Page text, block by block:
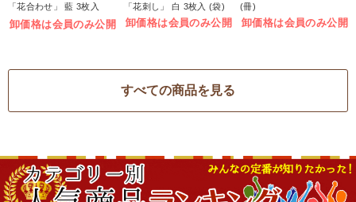
「花合わせ」 藍 3枚入
(袋)
卸価格は会員のみ公開
「花刺し」 白 3枚入 (袋)
卸価格は会員のみ公開
(冊)
卸価格は会員のみ公開
すべての商品を見る